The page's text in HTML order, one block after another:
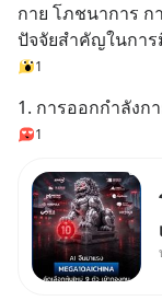
กาย โภชนาการ
ปัจจัยสำคัญในกา
1
1. การออกกำลังก
1